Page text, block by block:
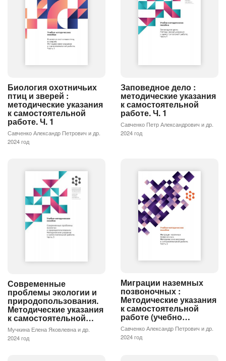
Биология охотничьих
птиц и зверей :
методические указания
к самостоятельной
работе. Ч. 1
Савченко Александр Петрович и др.
2024 год
Заповедное дело :
методические указания
к самостоятельной
работе. Ч. 1
Савченко Петр Александрович и др.
2024 год
Современные
проблемы экологии и
природопользования.
Методические указания
к самостоятельной…
Мучкина Елена Яковлевна и др.
2024 год
Миграции наземных
позвоночных :
Методические указания
к самостоятельной
работе (учебно…
Савченко Александр Петрович и др.
2024 год